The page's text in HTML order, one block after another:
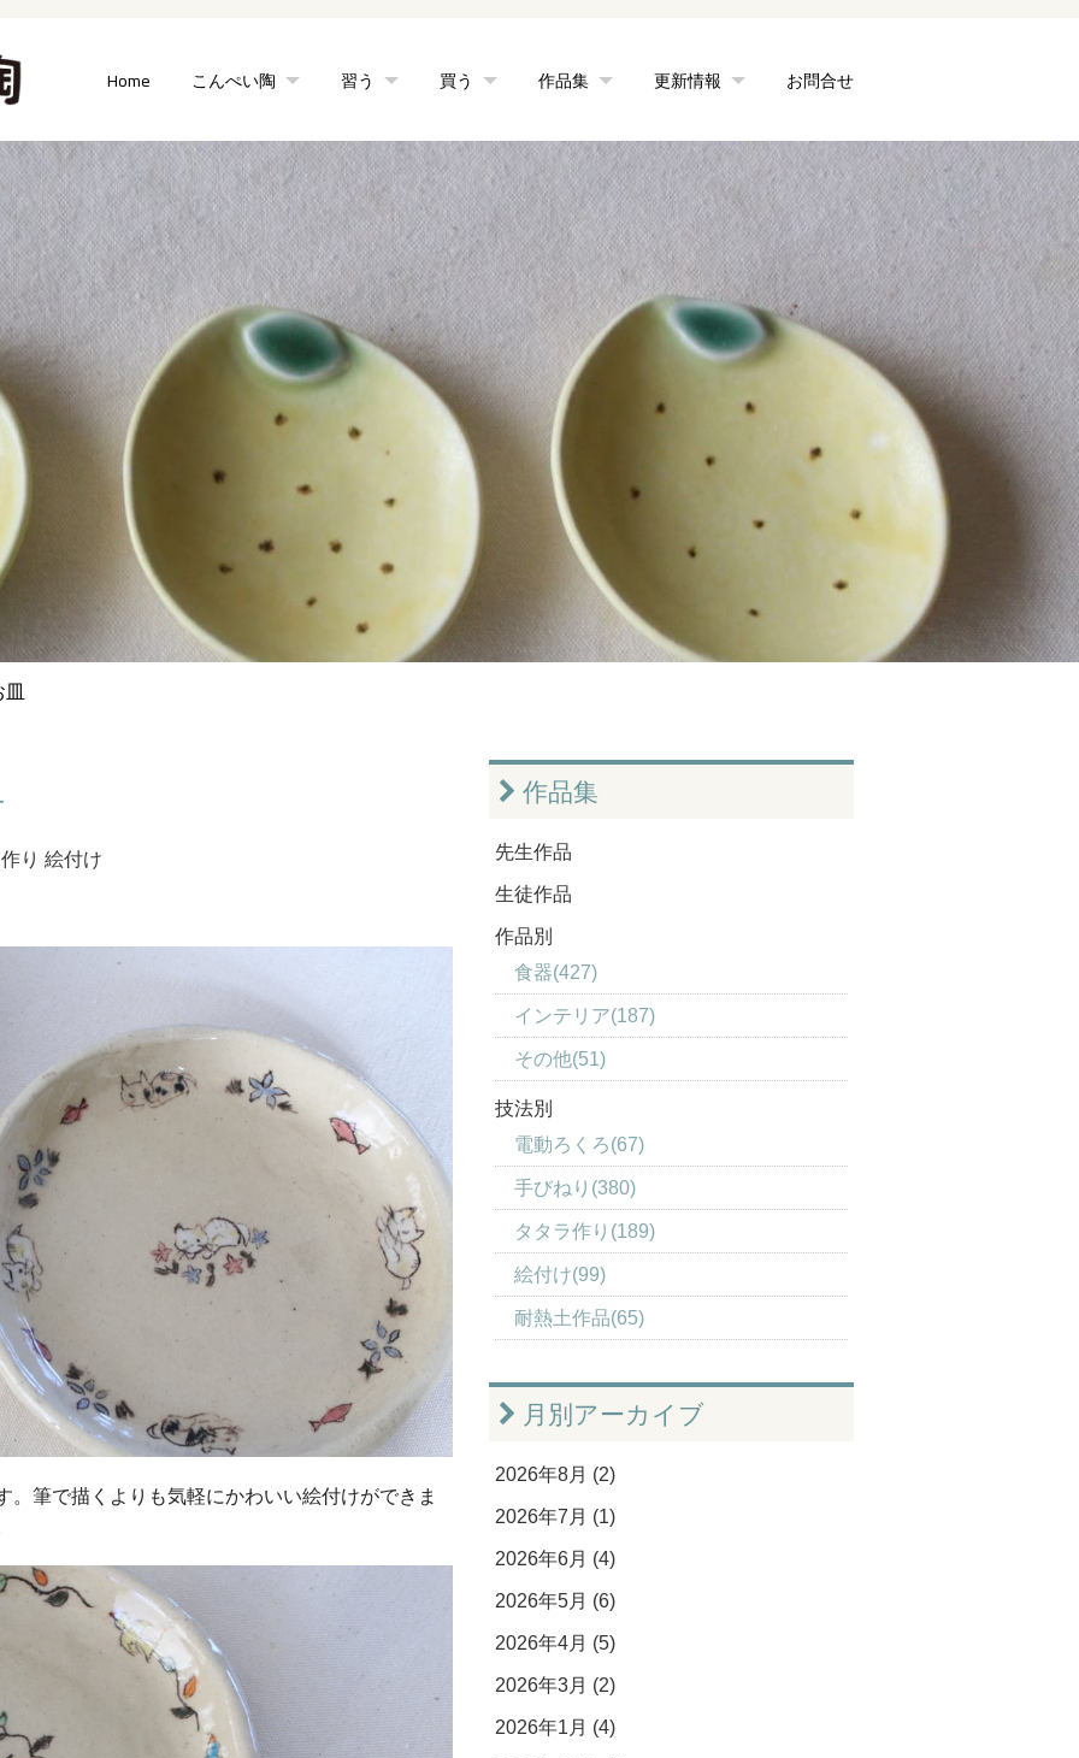
Home こんぺい陶 習う 買う 作品集 更新情報 お問合せ
り 絵付け
。筆で描くよりも気軽にかわいい絵付けができま
作品集
先生作品
生徒作品
作品別
食器(427)
インテリア(187)
その他(51)
技法別
電動ろくろ(67)
手びねり(380)
タタラ作り(189)
絵付け(99)
耐熱土作品(65)
月別アーカイブ
2026年8月 (2)
2026年7月 (1)
2026年6月 (4)
2026年5月 (6)
2026年4月 (5)
2026年3月 (2)
2026年1月 (4)